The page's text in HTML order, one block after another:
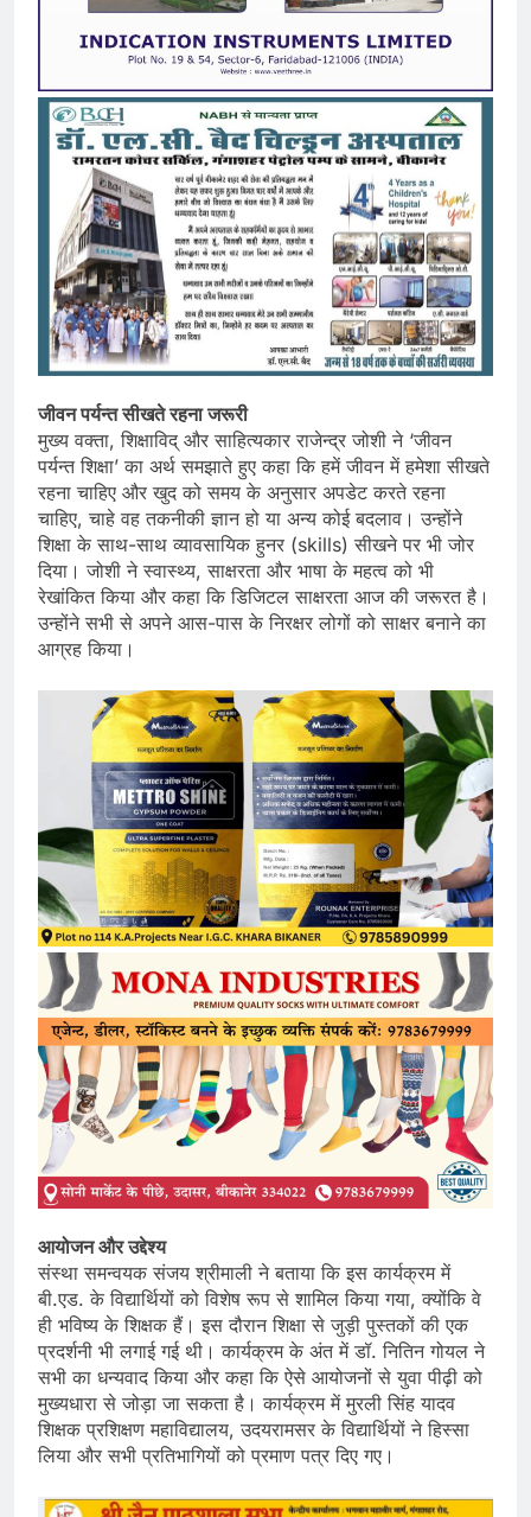
जीवन पर्यन्त सीखते रहना जरूरी
मुख्य वक्ता, शिक्षाविद् और साहित्यकार राजेन्द्र जोशी ने ‘जीवन
पर्यन्त शिक्षा’ का अर्थ समझाते हुए कहा कि हमें जीवन में हमेशा सीखते
रहना चाहिए और खुद को समय के अनुसार अपडेट करते रहना
चाहिए, चाहे वह तकनीकी ज्ञान हो या अन्य कोई बदलाव। उन्होंने
शिक्षा के साथ-साथ व्यावसायिक हुनर (skills) सीखने पर भी जोर
दिया। जोशी ने स्वास्थ्य, साक्षरता और भाषा के महत्व को भी
रेखांकित किया और कहा कि डिजिटल साक्षरता आज की जरूरत है।
उन्होंने सभी से अपने आस-पास के निरक्षर लोगों को साक्षर बनाने का
आग्रह किया।
आयोजन और उद्देश्य
संस्था समन्वयक संजय श्रीमाली ने बताया कि इस कार्यक्रम में
बी.एड. के विद्यार्थियों को विशेष रूप से शामिल किया गया, क्योंकि वे
ही भविष्य के शिक्षक हैं। इस दौरान शिक्षा से जुड़ी पुस्तकों की एक
प्रदर्शनी भी लगाई गई थी। कार्यक्रम के अंत में डॉ. नितिन गोयल ने
सभी का धन्यवाद किया और कहा कि ऐसे आयोजनों से युवा पीढ़ी को
मुख्यधारा से जोड़ा जा सकता है। कार्यक्रम में मुरली सिंह यादव
शिक्षक प्रशिक्षण महाविद्यालय, उदयरामसर के विद्यार्थियों ने हिस्सा
लिया और सभी प्रतिभागियों को प्रमाण पत्र दिए गए।